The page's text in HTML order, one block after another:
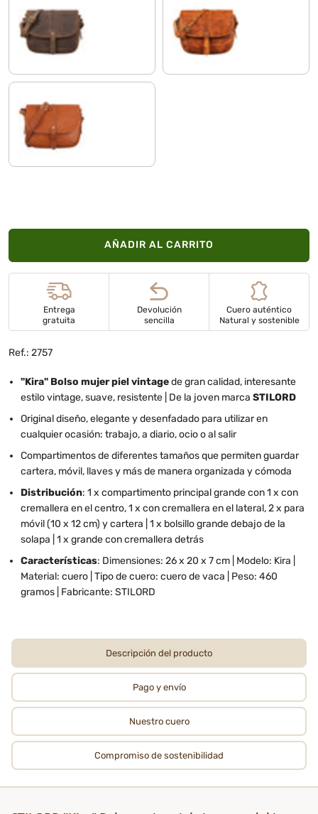
calais - marrón larino - marrón
cognac-marrón
AÑADIR AL CARRITO
Entrega
gratuita
Devolución
sencilla
Cuero auténtico
Natural y sostenible
Ref.: 2757
"Kira" Bolso mujer piel vintagede gran calidad, interesante
estilo vintage, suave, resistente | De la joven marca STILORD
Original diseño, elegante y desenfadado para utilizar en
cualquier ocasión: trabajo, a diario, ocio o al salir
Compartimentos de diferentes tamaños que permiten guardar
cartera, móvil, llaves y más de manera organizada y cómoda
Distribución: 1 x compartimento principal grande con 1 x con
cremallera en el centro, 1 x con cremallera en el lateral, 2 x para
móvil (10 x 12 cm) y cartera | 1 x bolsillo grande debajo de la
solapa | 1 x grande con cremallera detrás
Características: Dimensiones: 26 x 20 x 7 cm | Modelo: Kira |
Material: cuero | Tipo de cuero: cuero de vaca | Peso: 460
gramos | Fabricante: STILORD
Descripción del producto
Pago y envío
Nuestro cuero
Compromiso de sostenibilidad